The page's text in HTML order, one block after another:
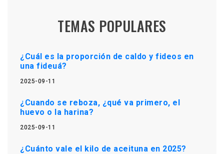
TEMAS POPULARES
¿Cuál es la proporción de caldo y fideos en
una fideuá?
2025-09-11
¿Cuando se reboza, ¿qué va primero, el
huevo o la harina?
2025-09-11
¿Cuánto vale el kilo de aceituna en 2025?